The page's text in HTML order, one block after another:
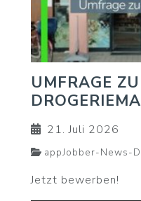
UMFRAGE
21. Juli 2026
appJobber-News-
Jetzt bewerben!